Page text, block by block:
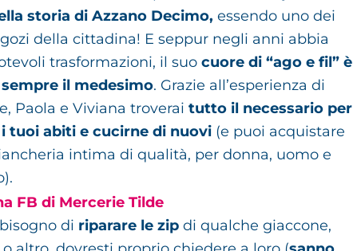
storia di Azzano Decimo, essendo uno dei
della cittadina! E seppur negli anni abbia
trasformazioni, il suo cuore di “ago e fil” è
il medesimo. Grazie all’esperienza di
Paola e Viviana troverai tutto il necessario per
tuoi abiti e cucirne di nuovi(e puoi acquistare
intima di qualità, per donna, uomo e
FB di Mercerie Tilde
di riparare le zipdi qualche giaccone,